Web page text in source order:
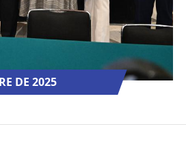
DE 2025